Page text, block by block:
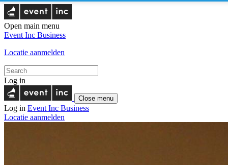
Open main menu
Event Inc Business
Locatie aanmelden
Log in
Close menu
Log in Event Inc Business
Locatie aanmelden